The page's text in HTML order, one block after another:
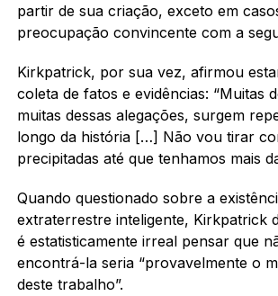
partir de sua criação, exceto em
preocupação convincente com a
Kirkpatrick, por sua vez, afirmou
coleta de fatos e evidências: “Muitas
muitas dessas alegações, surgem
longo da história […] Não vou tirar
precipitadas até que tenhamos mais
Quando questionado sobre a
extraterrestre inteligente, Kirkpatrick
é estatisticamente irreal pensar que
encontrá-la seria “provavelmente o
deste trabalho”.